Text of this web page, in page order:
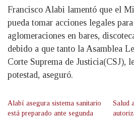
Francisco Alabi lamentó que el
pueda tomar acciones legales
aglomeraciones en bares,
debido a que tanto la Asamblea
Corte Suprema de Justicia(CSJ),
potestad, aseguró.
Alabí asegura sistema sanitario
está preparado ante segunda
Salud